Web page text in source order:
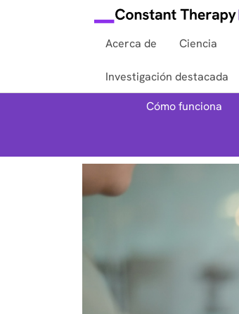
Acerca de Ciencia
Investigación destacada
Cómo funciona